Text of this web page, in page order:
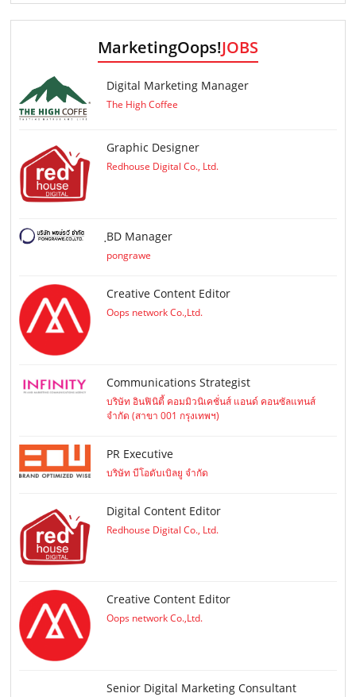
MarketingOops!JOBS
Digital Marketing Manager
The High Coffee
Graphic Designer
Redhouse Digital Co., Ltd.
ฺBD Manager
pongrawe
Creative Content Editor
Oops network Co.,Ltd.
Communications Strategist
บริษัท อินฟินิตี้ คอมมิวนิเคชั่นส์ แอนด์ คอนซัลแทนส์
จำกัด (สาขา 001 กรุงเทพฯ)
PR Executive
บริษัท บีโอดับเบิลยู จำกัด
Digital Content Editor
Redhouse Digital Co., Ltd.
Creative Content Editor
Oops network Co.,Ltd.
Senior Digital Marketing Consultant